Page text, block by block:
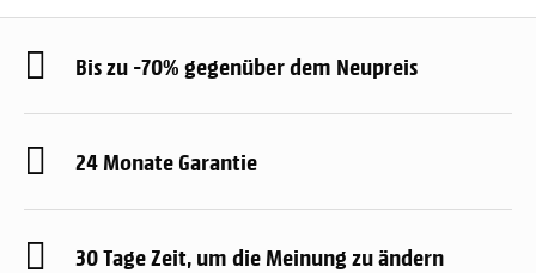
Bis zu -70% gegenüber dem Neupreis
24 Monate Garantie
30 Tage Zeit, um die Meinung zu ändern